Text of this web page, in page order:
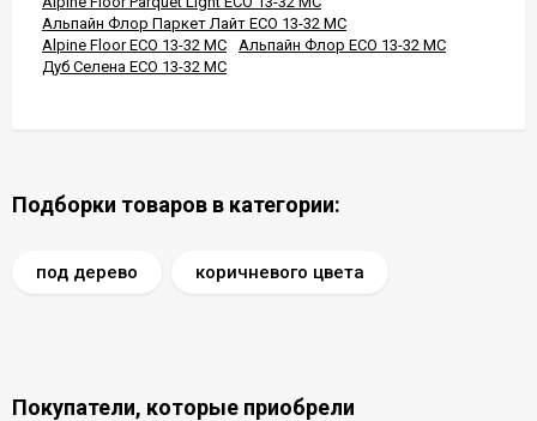
Альпайн Флор Паркет Лайт ЕСО 13-32 MC
Alpine Floor ЕСО 13-32 MC
Альпайн Флор ЕСО 13-32 MC
Дуб Селена ЕСО 13-32 MC
Подборки товаров в категории:
под дерево коричневого цвета
Покупатели, которые приобрели